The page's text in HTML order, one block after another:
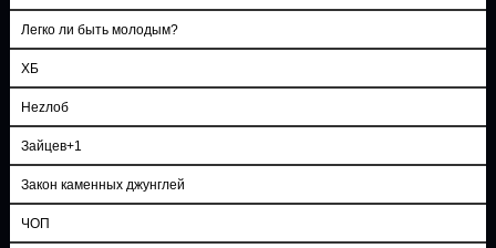
Легко ли быть молодым?
ХБ
Неzлоб
Зайцев+1
Закон каменных джунглей
ЧОП